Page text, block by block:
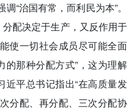
“治国有常，而利民为本”。
配决定于生产，又反作用于
使一切社会成员尽可能全面
那种分配方式”，这为理解
平总书记指出“在高质量发
分配、再分配、三次分配协